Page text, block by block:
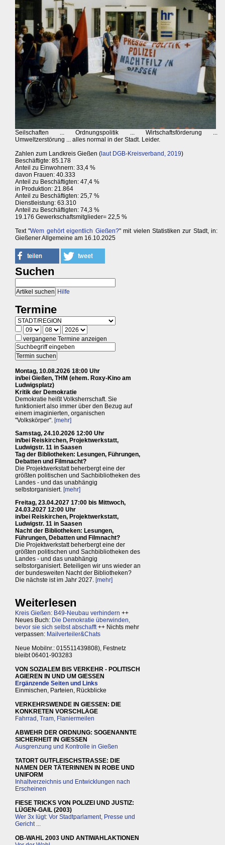
Seilschaften ... Ordnungspolitik ... Wirtschaftsförderung ...
Umweltzerstörung ... alles normal in der Stadt. Leider.
Zahlen zum Landkreis Gießen (laut DGB-Kreisverband, 2019)
Beschäftigte: 85.178
Anteil zu Einwohnern: 33,4 %
davon Frauen: 40.333
Anteil zu Beschäftigten: 47,4 %
in Produktion: 21.864
Anteil zu Beschäftigten: 25,7 %
Dienstleistung: 63.310
Anteil zu Beschäftigten: 74,3 %
19.176 Gewerkschaftsmitglieder= 22,5 %
Text "Wem gehört eigentlich Gießen?" mit vielen Statistiken zur Stadt, in:
Gießener Allgemeine am 16.10.2025
Suchen
Hilfe
Termine
vergangene Termine anzeigen
Montag, 10.08.2026 18:00 Uhr
in/bei Gießen, THM (ehem. Roxy-Kino am
Ludwigsplatz)
Kritik der Demokratie
Demokratie heißt Volksherrschaft. Sie
funktioniert also immer über den Bezug auf
einem imaginierten, organischen
"Volkskörper". [mehr]
Samstag, 24.10.2026 12:00 Uhr
in/bei Reiskirchen, Projektwerkstatt,
Ludwigstr. 11 in Saasen
Tag der Bibliotheken: Lesungen, Führungen,
Debatten und Filmnacht?
Die Projektwerkstatt beherbergt eine der
größten politischen und Sachbibliotheken des
Landes - und das unabhängig
selbstorganisiert. [mehr]
Freitag, 23.04.2027 17:00 bis Mittwoch,
24.03.2027 12:00 Uhr
in/bei Reiskirchen, Projektwerkstatt,
Ludwigstr. 11 in Saasen
Nacht der Bibliotheken: Lesungen,
Führungen, Debatten und Filmnacht?
Die Projektwerkstatt beherbergt eine der
größten politischen und Sachbibliotheken des
Landes - und das unabhängig
selbstorganisiert. Beteiligen wir uns wieder an
der bundesweiten Nacht der Bibliotheken?
Die nächste ist im Jahr 2027. [mehr]
Weiterlesen
Kreis Gießen: B49-Neubau verhindern ++
Neues Buch: Die Demokratie überwinden,
bevor sie sich selbst abschafft++ Nichts mehr
verpassen: Mailverteiler&Chats
Neue Mobilnr.: 015511439808), Festnetz
bleibt 06401-903283
VON SOZIALEM BIS VERKEHR - POLITISCH
AGIEREN IN UND UM GIESSEN
Ergänzende Seiten und Links
Einmischen, Parteien, Rückblicke
VERKEHRSWENDE IN GIESSEN: DIE
KONKRETEN VORSCHLÄGE
Fahrrad, Tram, Flaniermeilen
ABWEHR DER ORDNUNG: SOGENANNTE
SICHERHEIT IN GIESSEN
Ausgrenzung und Kontrolle in Gießen
TATORT GUTFLEISCHSTRASSE: DIE
NAMEN DER TÄTERINNEN IN ROBE UND
UNIFORM
Inhaltverzeichnis und Entwicklungen nach
Erscheinen
FIESE TRICKS VON POLIZEI UND JUSTIZ:
LÜGEN-GAIL (2003)
Wer 3x lügt: Vor Stadtparlament, Presse und
Gericht ...
OB-WAHL 2003 UND ANTIWAHLAKTIONEN